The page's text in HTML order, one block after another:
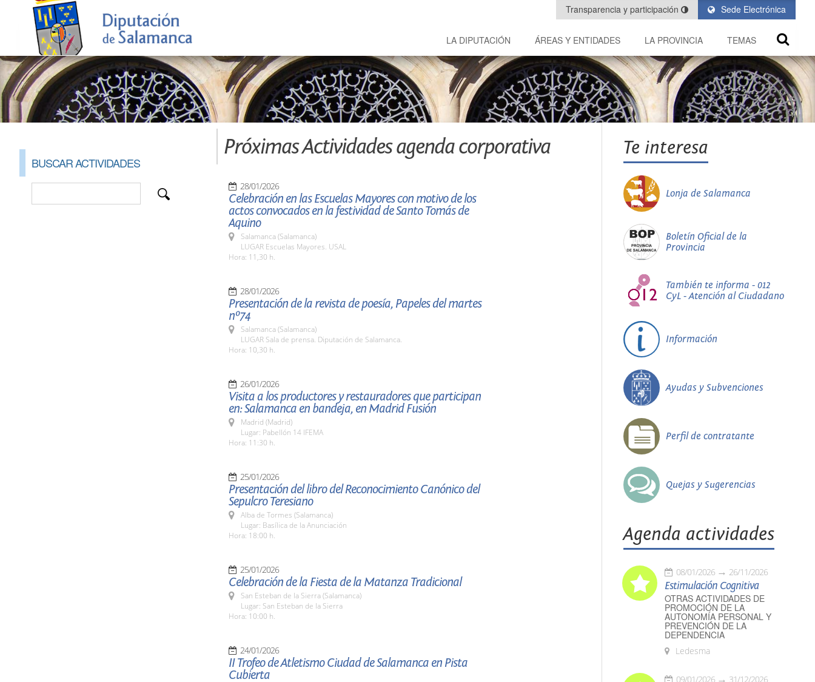
Sede Electrónica
Transparencia y participación
LA DIPUTACIÓN ÁREAS Y ENTIDADES LA PROVINCIA TEMAS
BUSCAR ACTIVIDADES
Próximas Actividades agenda corporativa
28/01/2026
Celebración en las Escuelas Mayores con motivo de los
actos convocados en la festividad de Santo Tomás de
Aquino
Salamanca (Salamanca)
LUGAR Escuelas Mayores. USAL
Hora: 11,30 h.
28/01/2026
Presentación de la revista de poesía, Papeles del martes
nº74
Salamanca (Salamanca)
LUGAR Sala de prensa. Diputación de Salamanca.
Hora: 10,30 h.
26/01/2026
Visita a los productores y restauradores que participan
en: Salamanca en bandeja, en Madrid Fusión
Madrid (Madrid)
Lugar: Pabellón 14 IFEMA
Hora: 11:30 h.
25/01/2026
Presentación del libro del Reconocimiento Canónico del
Sepulcro Teresiano
Alba de Tormes (Salamanca)
Lugar: Basílica de la Anunciación
Hora: 18:00 h.
25/01/2026
Celebración de la Fiesta de la Matanza Tradicional
San Esteban de la Sierra (Salamanca)
Lugar: San Esteban de la Sierra
Hora: 10:00 h.
24/01/2026
II Trofeo de Atletismo Ciudad de Salamanca en Pista
Cubierta
Te interesa
Lonja de Salamanca
Boletín Oficial de la
Provincia
También te informa - 012
CyL - Atención al Ciudadano
Información
Ayudas y Subvenciones
Perfil de contratante
Quejas y Sugerencias
Agenda actividades
08/01/2026 26/11/2026
Estimulación Cognitiva
OTRAS ACTIVIDADES DE
PROMOCIÓN DE LA
AUTONOMÍA PERSONAL Y
PREVENCIÓN DE LA
DEPENDENCIA
Ledesma
09/01/2026 31/12/2026